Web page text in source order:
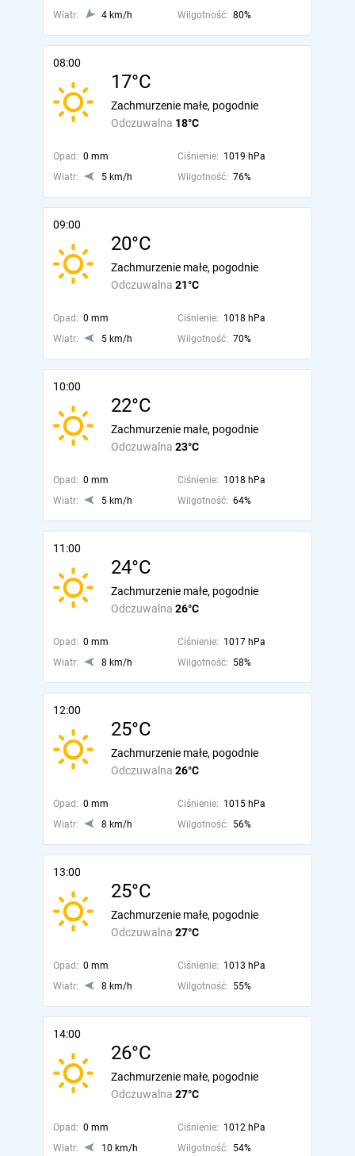
Wiatr: 4 km/h Wilgotność: 80%
08:00
17°C
Odczuwalna 18°C
Zachmurzenie małe, pogodnie
Opad: 0 mm Ciśnienie: 1019 hPa
Wiatr:
5 km/h Wilgotność: 76%
09:00
20°C
Odczuwalna 21°C
Zachmurzenie małe, pogodnie
Opad: 0 mm Ciśnienie: 1018 hPa
Wiatr:
5 km/h Wilgotność: 70%
10:00
22°C
Odczuwalna 23°C
Zachmurzenie małe, pogodnie
Opad: 0 mm Ciśnienie: 1018 hPa
Wiatr:
5 km/h Wilgotność: 64%
11:00
24°C
Odczuwalna 26°C
Zachmurzenie małe, pogodnie
Opad: 0 mm Ciśnienie: 1017 hPa
Wiatr:
8 km/h Wilgotność: 58%
12:00
25°C
Odczuwalna 26°C
Zachmurzenie małe, pogodnie
Opad: 0 mm Ciśnienie: 1015 hPa
Wiatr:
8 km/h Wilgotność: 56%
13:00
25°C
Odczuwalna 27°C
Zachmurzenie małe, pogodnie
Opad: 0 mm Ciśnienie: 1013 hPa
Wiatr:
8 km/h Wilgotność: 55%
14:00
26°C
Odczuwalna 27°C
Zachmurzenie małe, pogodnie
Opad: 0 mm Ciśnienie: 1012 hPa
Wiatr:
10 km/h Wilgotność: 54%